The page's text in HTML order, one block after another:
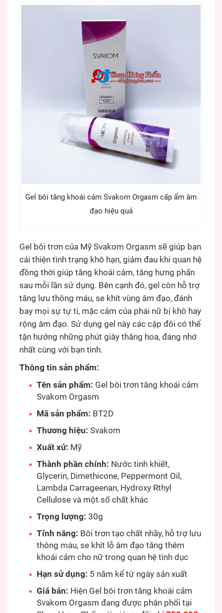
Gel bôi tăng khoái cảm Svakom Orgasm cấp ẩm âm
đạo hiệu quả
Gel bôi trơn của Mỹ Svakom Orgasm sẽ giúp bạn
cải thiện tình trạng khô hạn, giảm đau khi quan hệ
đồng thời giúp tăng khoái cảm, tăng hưng phấn
sau mỗi lần sử dụng. Bên cạnh đó, gel còn hỗ trợ
tăng lưu thông máu, se khít vùng âm đạo, đánh
bay mọi sự tự ti, mặc cảm của phái nữ bị khô hay
rộng âm đạo. Sử dụng gel này các cặp đôi có thể
tận hưởng những phút giây thăng hoa, đáng nhớ
nhất cùng với bạn tình.
Thông tin sản phẩm:
Tên sản phẩm: Gel bôi trơn tăng khoái cảm
Svakom Orgasm
Mã sản phẩm: BT2D
Thương hiệu: Svakom
Xuất xứ: Mỹ
Thành phần chính: Nước tinh khiết,
Glycerin, Dimethicone, Peppermont Oil,
Lambda Carrageenan, Hydroxy Rthyl
Cellulose và một số chất khác
Trọng lượng: 30g
Tính năng: Bôi trơn tạo chất nhầy, hỗ trợ lưu
thông máu, se khít lỗ âm đạo tăng thêm
khoái cảm cho nữ trong quan hệ tình dục
Hạn sử dụng: 5 năm kể từ ngày sản xuất
Giá bán: Hiện Gel bôi trơn tăng khoái cảm
Svakom Orgasm đang được phân phối tại